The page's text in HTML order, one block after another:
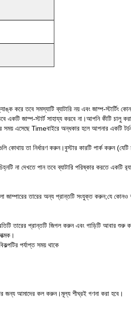
করে তবে সমস্যাটি ব্যাটারি নয় এবং জাম্প-স্টার্টিং
তবে একটি জাম্প-স্টার্ট সাহায্য করবে না।আপনি
এসেছে Timeবাইরে অন্ধকার হলে আপনার একটি
তা নির্ধারণ করুন।বুস্টার কারটি পার্ক করুন (যেটি
না দেখতে পান তবে ব্যাটারি পরিষ্কার করতে একটি
জাম্পারের তারের অন্য প্রান্তটি সংযুক্ত করুন;যে
তারের প্রান্তটি জিগল করুন এবং গাড়িটি আবার শুরু
পর্যাপ্ত সময় থাকে
জন্য আমাদের কল করুন।মূল্য শীঘ্রই গণনা করা হবে।